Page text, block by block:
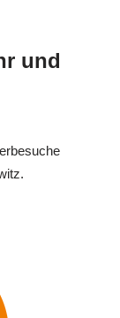
und